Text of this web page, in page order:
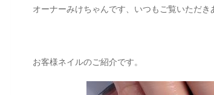
オーナーみけちゃんです、いつもご覧いただき
お客様ネイルのご紹介です。